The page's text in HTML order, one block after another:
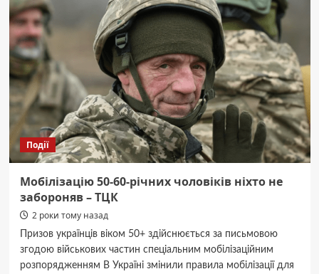
багатоповерхівки,
де
житимуть
переселенці
Події
Мобілізацію 50-60-річних чоловіків ніхто не
забороняв – ТЦК
2 роки тому назад
Призов українців віком 50+ здійснюється за письмовою
згодою військових частин спеціальним мобілізаційним
розпорядженням В Україні змінили правила мобілізації для